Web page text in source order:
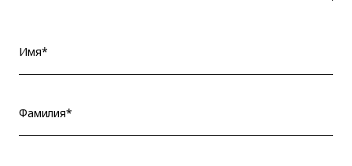
Имя*
Фамилия*